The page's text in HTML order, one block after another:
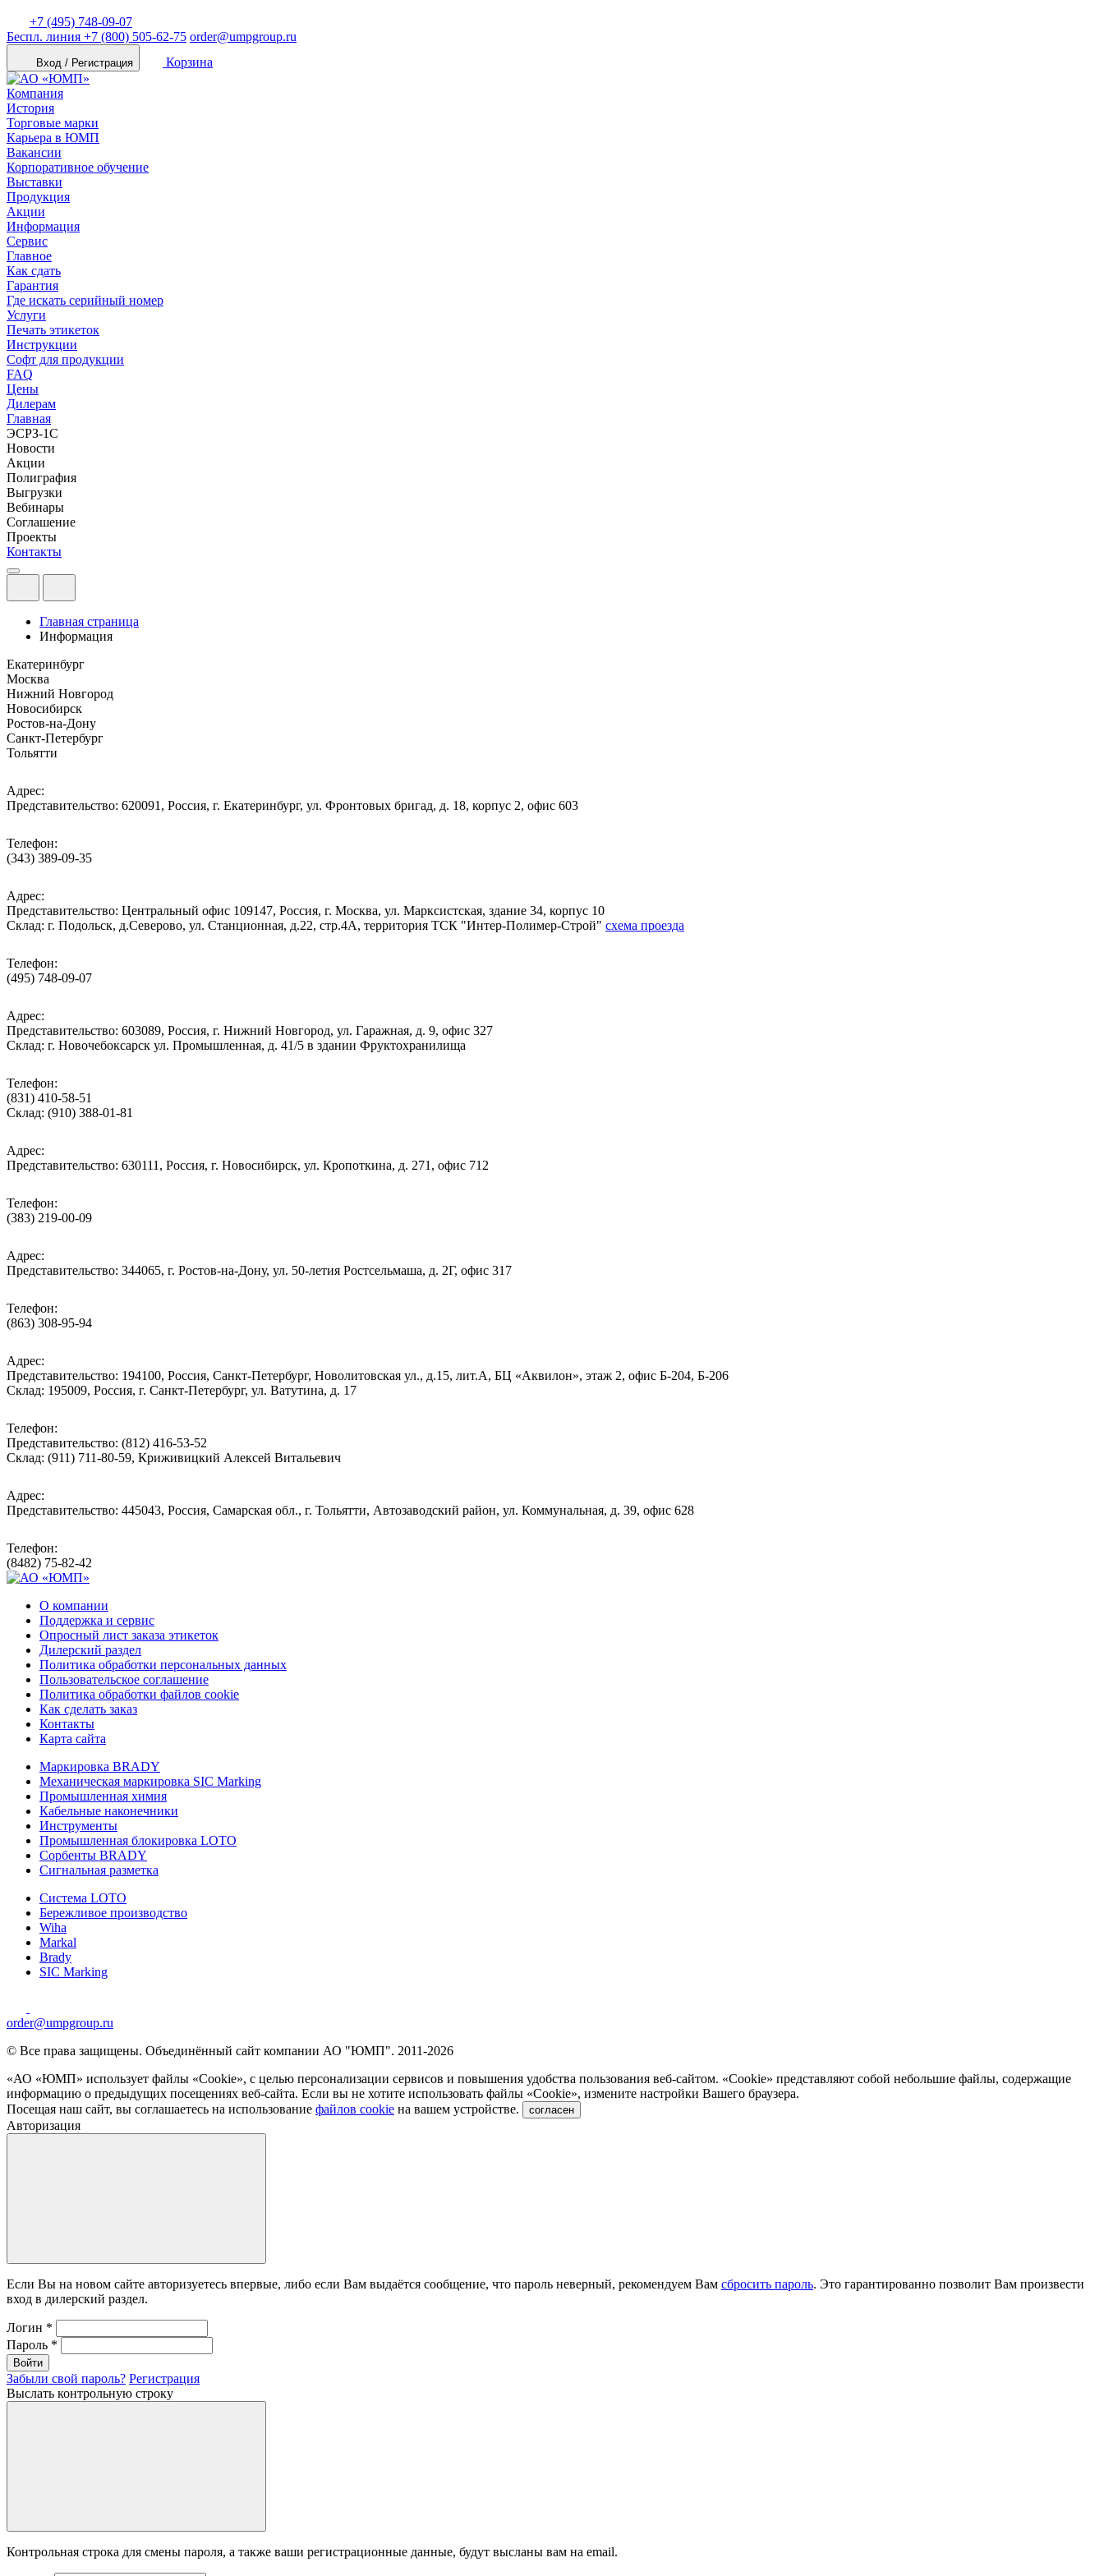
+7 (495) 748-09-07
Беспл. линия +7 (800) 505-62-75 order@umpgroup.ru
Вход / Регистрация Корзина
Компания
История
Торговые марки
Карьера в ЮМП
Вакансии
Корпоративное обучение
Выставки
Продукция
Акции
Информация
Сервис
Главное
Как сдать
Гарантия
Где искать серийный номер
Услуги
Печать этикеток
Инструкции
Софт для продукции
FAQ
Цены
Дилерам
Главная
ЭСРЗ-1С
Новости
Акции
Полиграфия
Выгрузки
Вебинары
Соглашение
Проекты
Контакты
Главная страница
Информация
Екатеринбург
Москва
Нижний Новгород
Новосибирск
Ростов-на-Дону
Санкт-Петербург
Тольятти
Адрес:
Представительство: 620091, Россия, г. Екатеринбург, ул. Фронтовых бригад, д. 18, корпус 2, офис 603
Телефон:
(343) 389-09-35
Адрес:
Представительство: Центральный офис 109147, Россия, г. Москва, ул. Марксистская, здание 34, корпус 10
Cклад: г. Подольск, д.Северово, ул. Станционная, д.22, стр.4А, территория ТСК "Интер-Полимер-Строй" схема проезда
Телефон:
(495) 748-09-07
Адрес:
Представительство: 603089, Россия, г. Нижний Новгород, ул. Гаражная, д. 9, офис 327
Склад: г. Новочебоксарск ул. Промышленная, д. 41/5 в здании Фруктохранилища
Телефон:
(831) 410-58-51
Склад: (910) 388-01-81
Адрес:
Представительство: 630111, Россия, г. Новосибирск, ул. Кропоткина, д. 271, офис 712
Телефон:
(383) 219-00-09
Адрес:
Представительство: 344065, г. Ростов-на-Дону, ул. 50-летия Ростсельмаша, д. 2Г, офис 317
Телефон:
(863) 308-95-94
Адрес:
Представительство: 194100, Россия, Санкт-Петербург, Новолитовская ул., д.15, лит.А, БЦ «Аквилон», этаж 2, офис Б-204, Б-206
Склад: 195009, Россия, г. Санкт-Петербург, ул. Ватутина, д. 17
Телефон:
Представительство: (812) 416-53-52
Склад: (911) 711-80-59, Криживицкий Алексей Витальевич
Адрес:
Представительство: 445043, Россия, Самарская обл., г. Тольятти, Автозаводский район, ул. Коммунальная, д. 39, офис 628
Телефон:
(8482) 75-82-42
О компании
Поддержка и сервис
Опросный лист заказа этикеток
Дилерский раздел
Политика обработки персональных данных
Пользовательское соглашение
Политика обработки файлов cookie
Как сделать заказ
Контакты
Карта сайта
Маркировка BRADY
Механическая маркировка SIC Marking
Промышленная химия
Кабельные наконечники
Инструменты
Промышленная блокировка LOTO
Сорбенты BRADY
Сигнальная разметка
Система LOTO
Бережливое производство
Wiha
Markal
Brady
SIC Marking
order@umpgroup.ru
© Все права защищены. Объединённый сайт компании АО "ЮМП". 2011-2026
«АО «ЮМП» использует файлы «Сookie», с целью персонализации сервисов и повышения удобства пользования веб-сайтом. «Cookie» представляют собой небольшие файлы, содержащие
информацию о предыдущих посещениях веб-сайта. Если вы не хотите использовать файлы «Сookie», измените настройки Вашего браузера.
Посещая наш сайт, вы соглашаетесь на использование файлов cookie на вашем устройстве. согласен
Авторизация
Если Вы на новом сайте авторизуетесь впервые, либо если Вам выдаётся сообщение, что пароль неверный, рекомендуем Вам сбросить пароль. Это гарантированно позволит Вам произвести
вход в дилерский раздел.
Логин *
Пароль *
Войти
Забыли свой пароль? Регистрация
Выслать контрольную строку
Контрольная строка для смены пароля, а также ваши регистрационные данные, будут высланы вам на email.